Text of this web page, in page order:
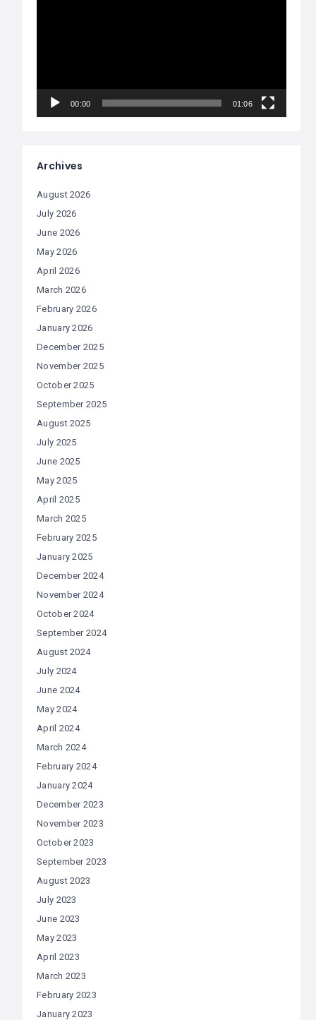
00:00 01:06
Archives
August 2026
July 2026
June 2026
May 2026
April 2026
March 2026
February 2026
January 2026
December 2025
November 2025
October 2025
September 2025
August 2025
July 2025
June 2025
May 2025
April 2025
March 2025
February 2025
January 2025
December 2024
November 2024
October 2024
September 2024
August 2024
July 2024
June 2024
May 2024
April 2024
March 2024
February 2024
January 2024
December 2023
November 2023
October 2023
September 2023
August 2023
July 2023
June 2023
May 2023
April 2023
March 2023
February 2023
January 2023